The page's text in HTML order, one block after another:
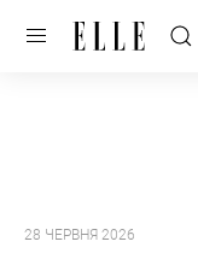
28 ЧЕРВНЯ 2026